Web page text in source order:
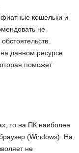
кошельки и
не
данном ресурсе
поможет
то на ПК наиболее
(Windows). На
не